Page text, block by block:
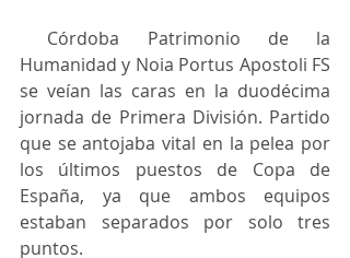
Córdoba Patrimonio de la
Humanidad y Noia Portus Apostoli FS
se veían las caras en la duodécima
jornada de Primera División. Partido
que se antojaba vital en la pelea por
los últimos puestos de Copa de
España, ya que ambos equipos
estaban separados por solo tres
puntos.